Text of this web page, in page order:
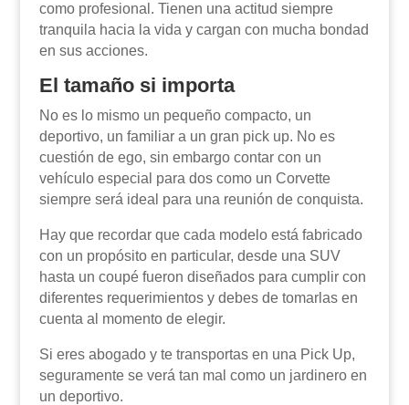
como profesional. Tienen una actitud siempre
tranquila hacia la vida y cargan con mucha bondad
en sus acciones.
El tamaño si importa
No es lo mismo un pequeño compacto, un
deportivo, un familiar a un gran pick up. No es
cuestión de ego, sin embargo contar con un
vehículo especial para dos como un Corvette
siempre será ideal para una reunión de conquista.
Hay que recordar que cada modelo está fabricado
con un propósito en particular, desde una SUV
hasta un coupé fueron diseñados para cumplir con
diferentes requerimientos y debes de tomarlas en
cuenta al momento de elegir.
Si eres abogado y te transportas en una Pick Up,
seguramente se verá tan mal como un jardinero en
un deportivo.